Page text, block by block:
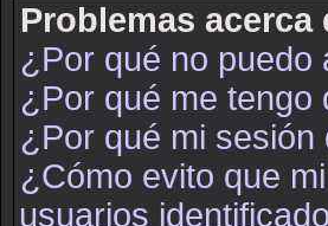
Problemas
¿Por qué no puedo
¿Por qué me tengo
¿Por qué mi
¿Cómo evito que
usuarios